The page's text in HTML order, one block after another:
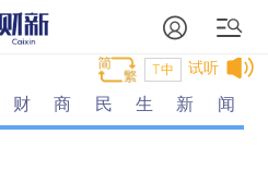
试听
T中
财商民生新闻